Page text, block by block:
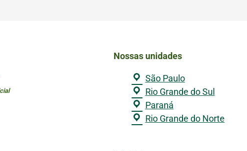
Nossas unidades
São Paulo
Rio Grande do Sul
Paraná
Rio Grande do Norte